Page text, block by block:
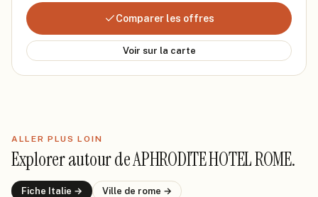
Comparer les offres
Voir sur la carte
ALLER PLUS LOIN
Explorer autour deAPHRODITE HOTEL ROME.
Fiche Italie → Ville de rome →